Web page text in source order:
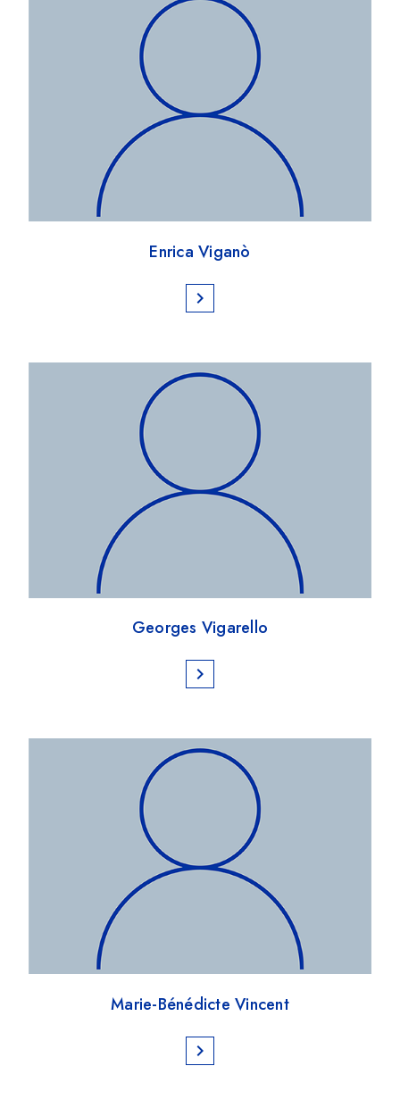
Enrica Viganò
chevron_right
Georges Vigarello
chevron_right
Marie-Bénédicte Vincent
chevron_right